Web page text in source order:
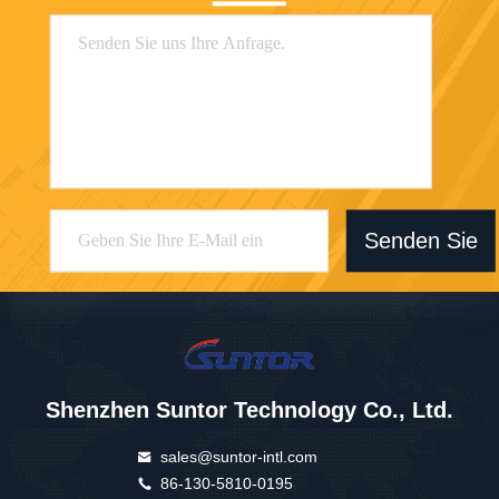
Senden Sie
Shenzhen Suntor Technology Co., Ltd.
sales@suntor-intl.com
86-130-5810-0195